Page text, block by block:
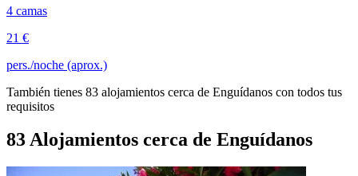
4 camas
21 €
pers./noche (aprox.)
También tienes 83 alojamientos cerca de Enguídanos con todos tus
requisitos
83 Alojamientos cerca de Enguídanos